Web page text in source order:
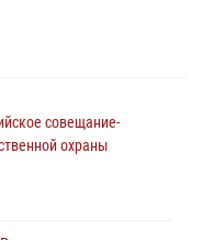
совещание-
охраны